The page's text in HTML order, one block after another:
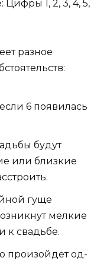
разное
6 появилась
будут
или близ­кие
гуще
мел­кие
к свадьбе.
произойдет од­